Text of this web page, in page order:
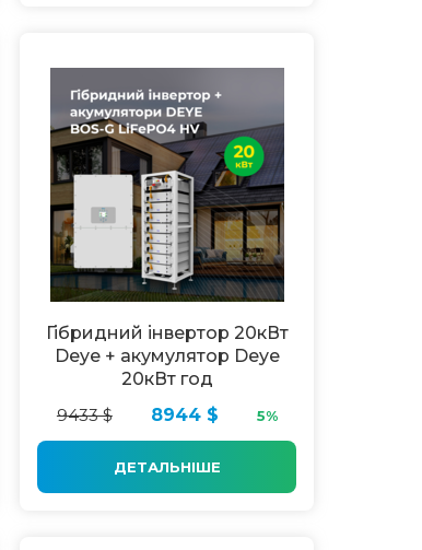
Гібридний інвертор 20кВт
Deye + акумулятор Deye
20кВт год
9433 $
8944 $ 5%
ДЕТАЛЬНІШЕ